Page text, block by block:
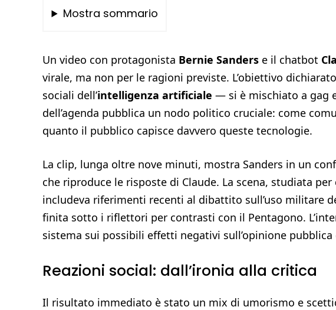
Mostra sommario
Un video con protagonista Bernie Sanders e il chatbot
virale, ma non per le ragioni previste. L’obiettivo
sociali dell’intelligenza artificiale — si è mischiato a gag
dell’agenda pubblica un nodo politico cruciale: come
quanto il pubblico capisce davvero queste tecnologie.
La clip, lunga oltre nove minuti, mostra Sanders in un
che riproduce le risposte di Claude. La scena, studiata
includeva riferimenti recenti al dibattito sull’uso militare
finita sotto i riflettori per contrasti con il Pentagono.
sistema sui possibili effetti negativi sull’opinione pubblica
Reazioni social: dall’ironia alla critica
Il risultato immediato è stato un mix di umorismo e